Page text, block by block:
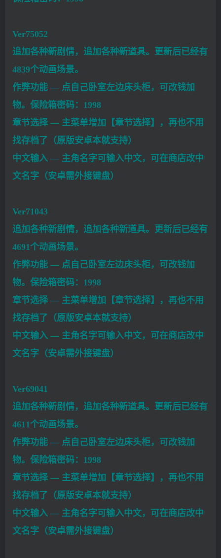
Ver75052
追加各种新剧情，追加各种新道具。更新后已经有
4839个动画场景。
作弊功能 — 点自己卧室左边床头柜，可改钱加
物。保险箱密码：1998
章节选择 — 主菜单增加【章节选择】，再也不用
找存档了（原版安卓本就支持）
中文输入 — 主角名字可输入中文，可在商店改中
文名字（安卓需外接键盘）
Ver71043
追加各种新剧情，追加各种新道具。更新后已经有
4691个动画场景。
作弊功能 — 点自己卧室左边床头柜，可改钱加
物。保险箱密码：1998
章节选择 — 主菜单增加【章节选择】，再也不用
找存档了（原版安卓本就支持）
中文输入 — 主角名字可输入中文，可在商店改中
文名字（安卓需外接键盘）
Ver69041
追加各种新剧情，追加各种新道具。更新后已经有
4611个动画场景。
作弊功能 — 点自己卧室左边床头柜，可改钱加
物。保险箱密码：1998
章节选择 — 主菜单增加【章节选择】，再也不用
找存档了（原版安卓本就支持）
中文输入 — 主角名字可输入中文，可在商店改中
文名字（安卓需外接键盘）